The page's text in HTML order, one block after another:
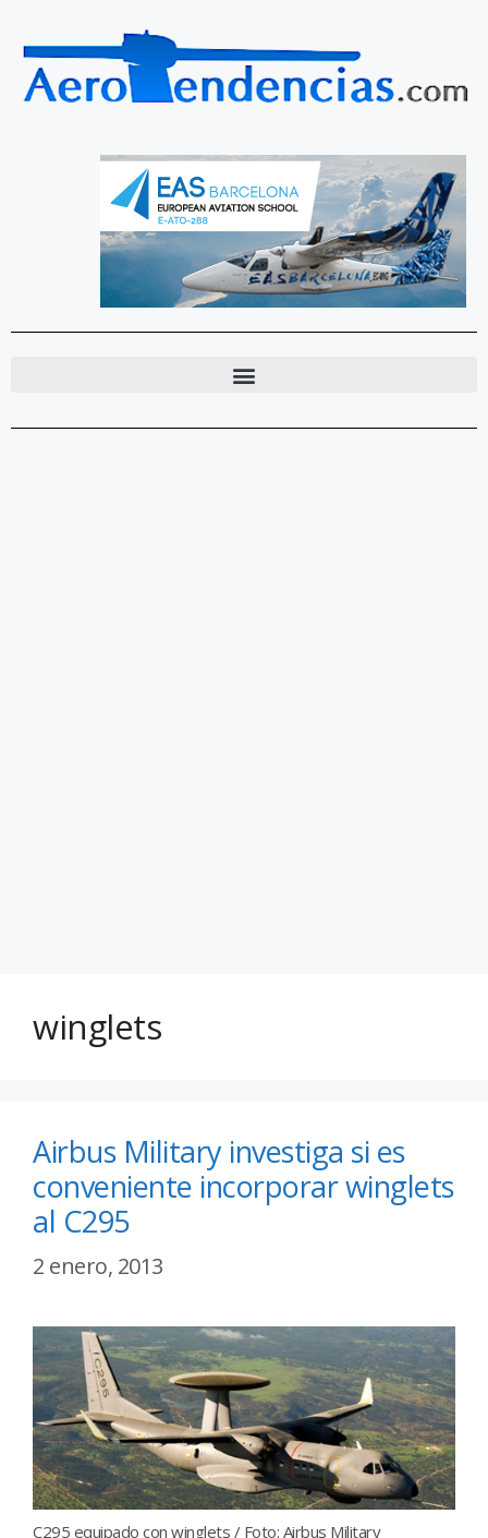
winglets
Airbus Military investiga si es
conveniente incorporar winglets
al C295
2 enero, 2013
C295 equipado con winglets / Foto: Airbus Military